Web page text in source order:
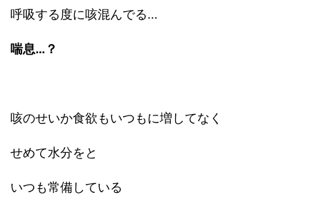
呼吸する度に咳混んでる…
喘息…？
咳のせいか食欲もいつもに増してなく
せめて水分をと
いつも常備している